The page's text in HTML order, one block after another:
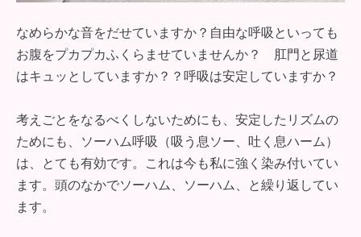
なめらかな音をだせていますか？自由な呼吸といっても
お腹をプカプカふくらませていませんか？ 肛門と尿道
はキュッとしていますか？？呼吸は安定していますか？
考えごとをなるべくしないためにも、安定したリズムの
ためにも、ソーハム呼吸（吸う息ソー、吐く息ハーム）
は、とても有効です。これは今も私に強く染み付いてい
ます。頭のなかでソーハム、ソーハム、と繰り返してい
ます。